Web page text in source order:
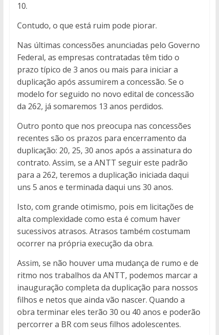
10.
Contudo, o que está ruim pode piorar.
Nas últimas concessões anunciadas pelo Governo
Federal, as empresas contratadas têm tido o
prazo típico de 3 anos ou mais para iniciar a
duplicação após assumirem a concessão. Se o
modelo for seguido no novo edital de concessão
da 262, já somaremos 13 anos perdidos.
Outro ponto que nos preocupa nas concessões
recentes são os prazos para encerramento da
duplicação: 20, 25, 30 anos após a assinatura do
contrato. Assim, se a ANTT seguir este padrão
para a 262, teremos a duplicação iniciada daqui
uns 5 anos e terminada daqui uns 30 anos.
Isto, com grande otimismo, pois em licitações de
alta complexidade como esta é comum haver
sucessivos atrasos. Atrasos também costumam
ocorrer na própria execução da obra.
Assim, se não houver uma mudança de rumo e de
ritmo nos trabalhos da ANTT, podemos marcar a
inauguração completa da duplicação para nossos
filhos e netos que ainda vão nascer. Quando a
obra terminar eles terão 30 ou 40 anos e poderão
percorrer a BR com seus filhos adolescentes.